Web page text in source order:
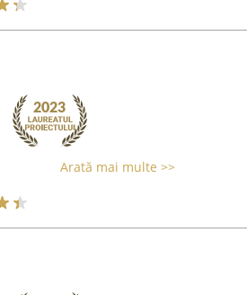
Arată mai multe >>